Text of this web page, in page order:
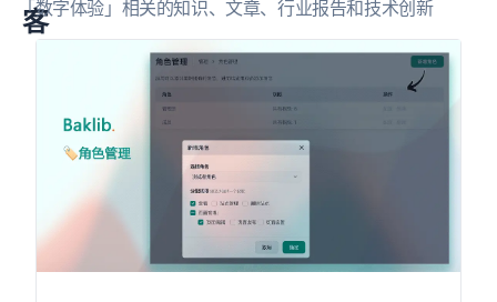
「数字体验」相关的知识、文章、行业报告和技术创新